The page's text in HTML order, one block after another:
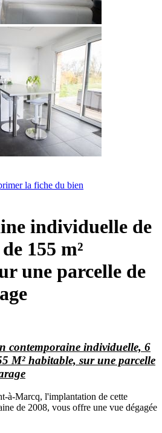
la fiche du bien
individuelle de
155 m²
une parcelle de
contemporaine individuelle, 6
M² habitable, sur une parcelle
à-Marcq, l'implantation de cette
de 2008, vous offre une vue dégagée